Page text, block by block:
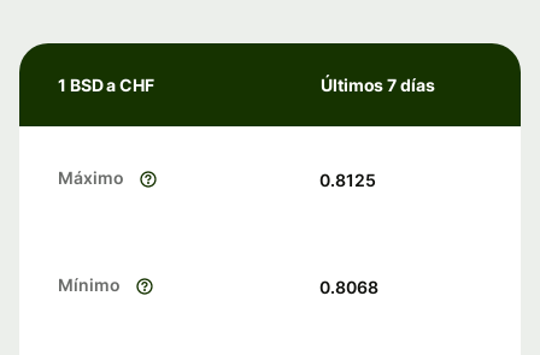
1 BSD a CHF Últimos 7 días
Máximo 0.8125
Mínimo 0.8068